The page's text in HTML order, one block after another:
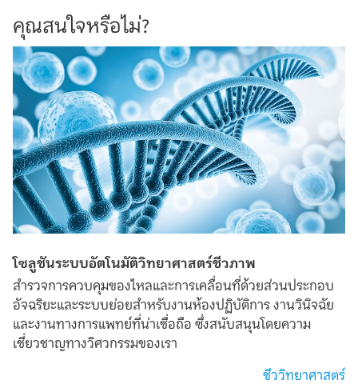
คุณสนใจหรือไม่?
โซลูชันระบบอัตโนมัติวิทยาศาสตร์ชีวภาพ
สำรวจการควบคุมของไหลและการเคลื่อนที่ด้วยส่วนประกอบ
อัจฉริยะและระบบย่อยสำหรับงานห้องปฏิบัติการ งานวินิจฉัย
และงานทางการแพทย์ที่น่าเชื่อถือ ซึ่งสนับสนุนโดยความ
เชี่ยวชาญทางวิศวกรรมของเรา
ชีววิทยาศาสตร์